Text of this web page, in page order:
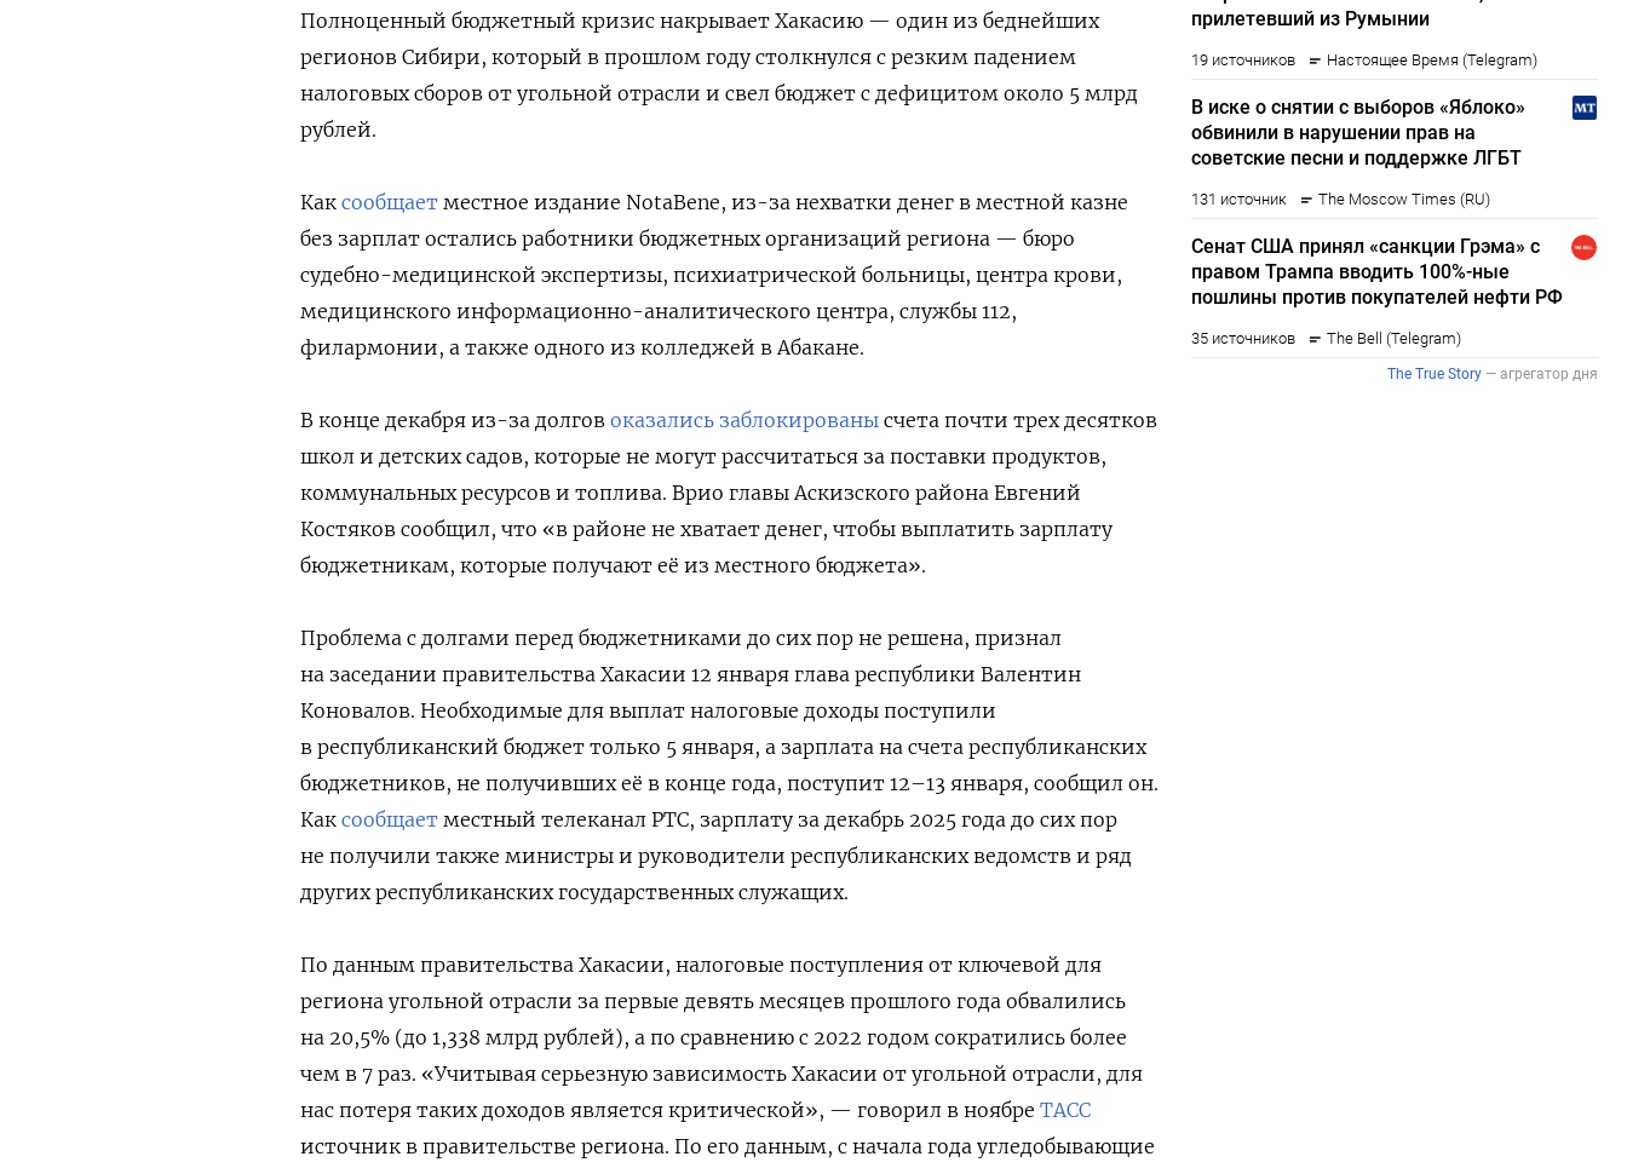
Полноценный бюджетный кризис накрывает Хакасию — один из беднейших
регионов Сибири, который в прошлом году столкнулся с резким падением
налоговых сборов от угольной отрасли и свел бюджет с дефицитом около 5 млрд
рублей.
Как сообщает местное издание NotaBene, из-за нехватки денег в местной казне
без зарплат остались работники бюджетных организаций региона — бюро
судебно-медицинской экспертизы, психиатрической больницы, центра крови,
медицинского информационно-аналитического центра, службы 112,
филармонии, а также одного из колледжей в Абакане.
В конце декабря из-за долгов оказались заблокированы счета почти трех десятков
школ и детских садов, которые не могут рассчитаться за поставки продуктов,
коммунальных ресурсов и топлива. Врио главы Аскизского района Евгений
Костяков сообщил, что «в районе не хватает денег, чтобы выплатить зарплату
бюджетникам, которые получают её из местного бюджета».
Проблема с долгами перед бюджетниками до сих пор не решена, признал
на заседании правительства Хакасии 12 января глава республики Валентин
Коновалов. Необходимые для выплат налоговые доходы поступили
в республиканский бюджет только 5 января, а зарплата на счета республиканских
бюджетников, не получивших её в конце года, поступит 12–13 января, сообщил он.
Как сообщает местный телеканал РТС, зарплату за декабрь 2025 года до сих пор
не получили также министры и руководители республиканских ведомств и ряд
других республиканских государственных служащих.
По данным правительства Хакасии, налоговые поступления от ключевой для
региона угольной отрасли за первые девять месяцев прошлого года обвалились
на 20,5% (до 1,338 млрд рублей), а по сравнению с 2022 годом сократились более
чем в 7 раз. «Учитывая серьезную зависимость Хакасии от угольной отрасли, для
нас потеря таких доходов является критической», — говорил в ноябре ТАСС
источник в правительстве региона. По его данным, с начала года угледобывающие